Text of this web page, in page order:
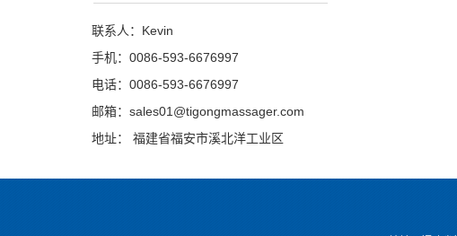
联系人：Kevin
手机：0086-593-6676997
电话：0086-593-6676997
邮箱：sales01@tigongmassager.com
地址： 福建省福安市溪北洋工业区